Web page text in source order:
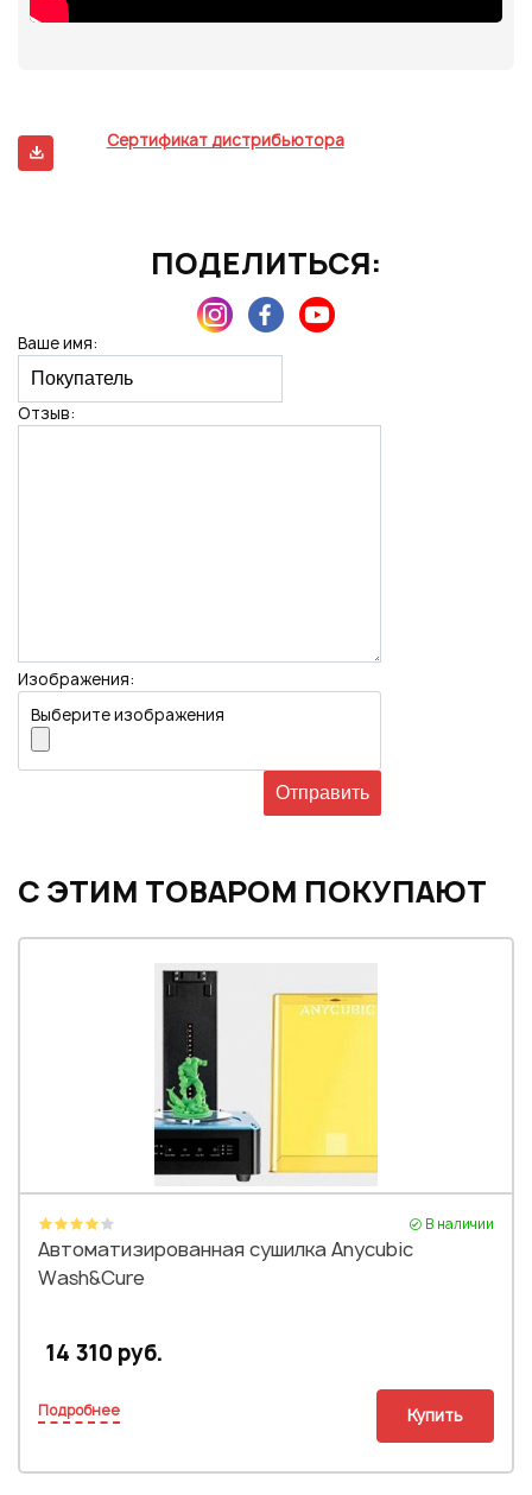
Сертификат дистрибьютора
ПОДЕЛИТЬСЯ:
Ваше имя:
Отзыв:
Изображения:
Выберите изображения
С ЭТИМ ТОВАРОМ ПОКУПАЮТ
В наличии
Автоматизированная сушилка Anycubic
Wash&Cure
14 310 руб.
Подробнее Купить